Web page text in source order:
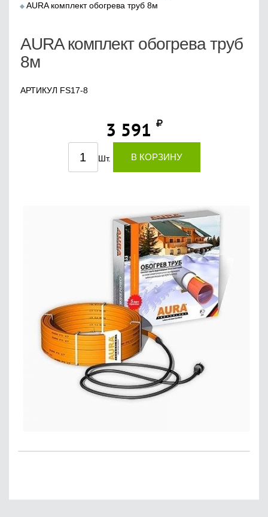
AURA комплект обогрева труб 8м
AURA комплект обогрева труб
8м
АРТИКУЛ FS17-8
3 591
Шт. В КОРЗИНУ